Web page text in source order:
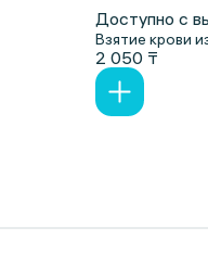
Доступно с
Взятие крови
2 050 ₸